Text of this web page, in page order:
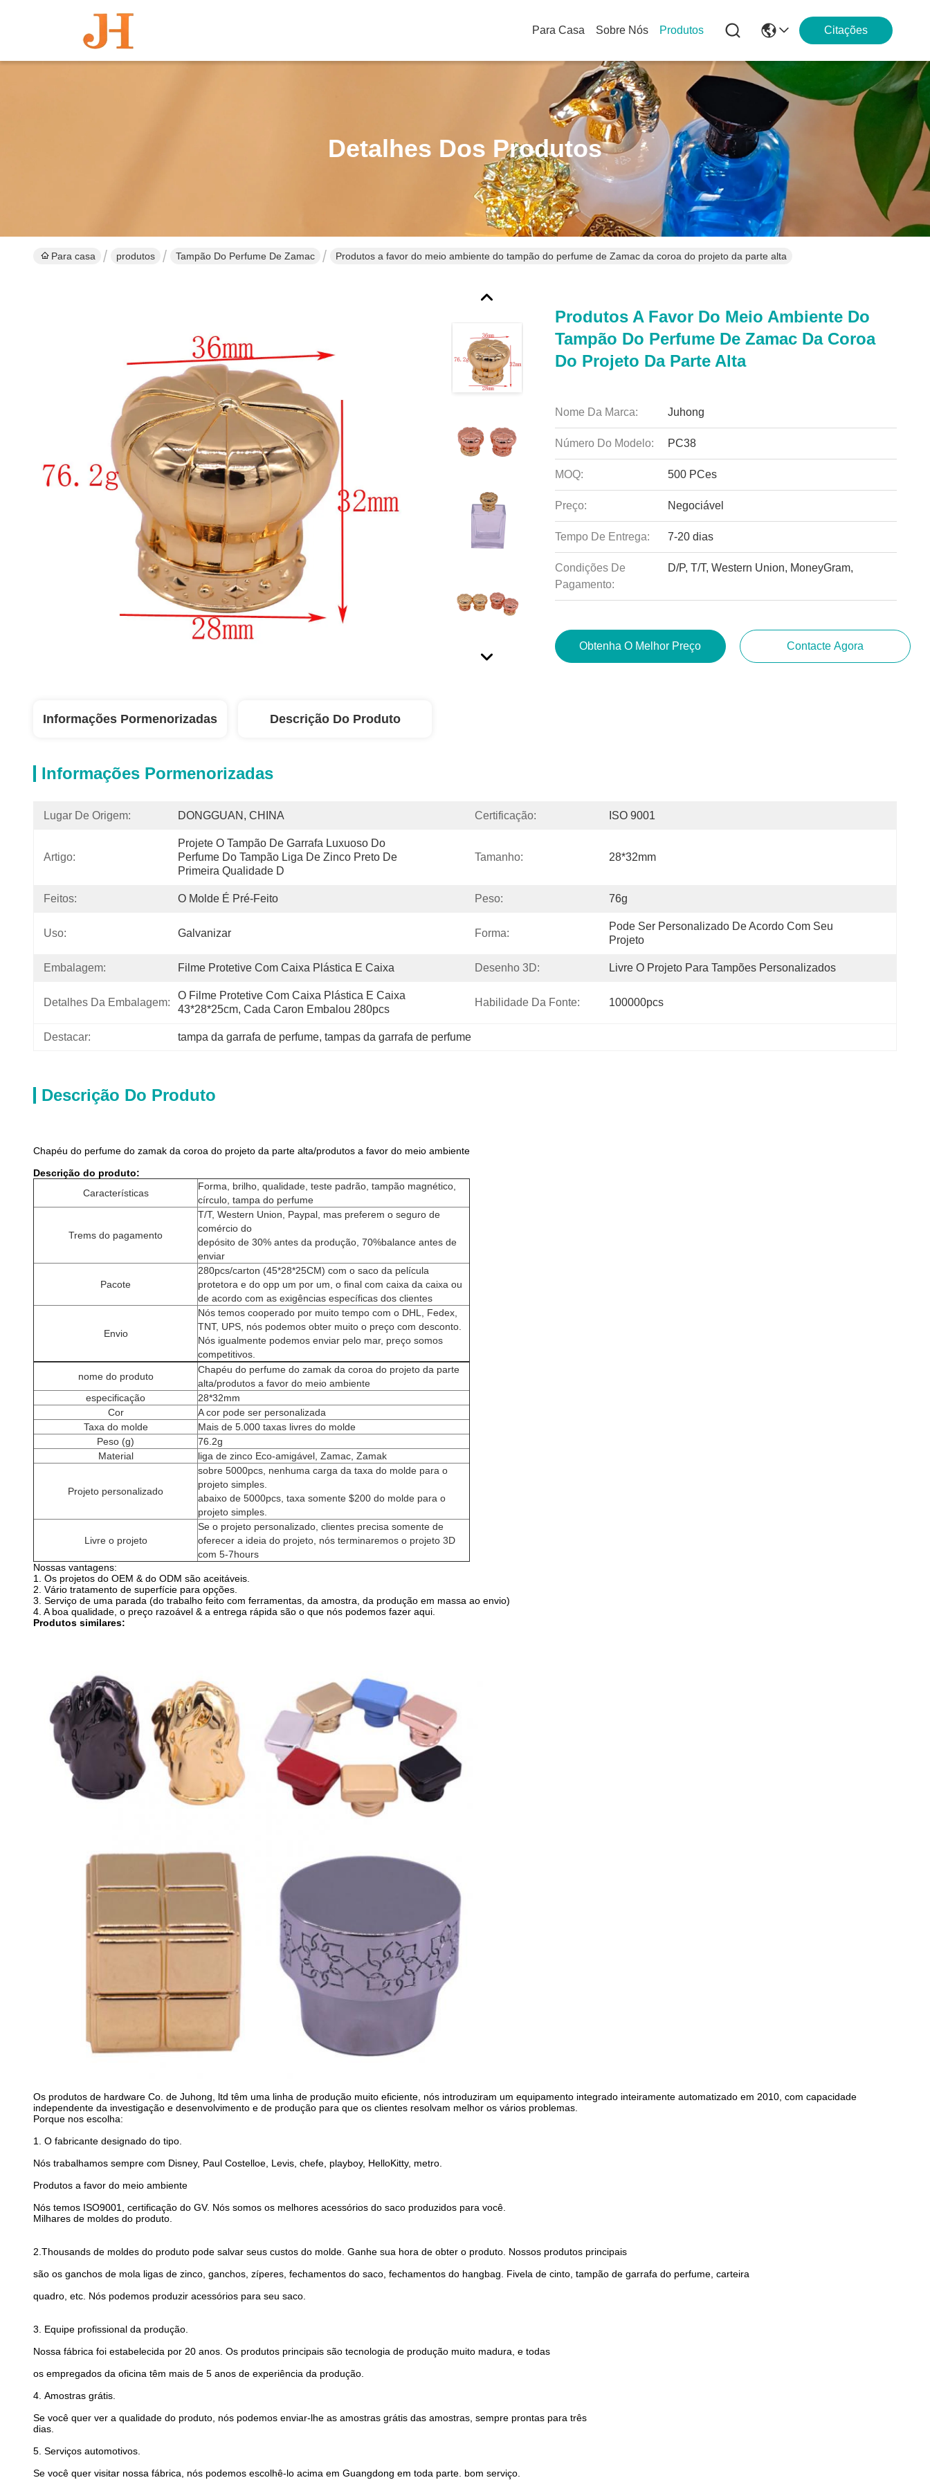
Para Casa Sobre Nós Produtos Citações
Detalhes Dos Produtos
Para casa produtos Tampão Do Perfume De Zamac Produtos a favor do meio ambiente do tampão do perfume de Zamac da coroa do projeto da parte alta
Produtos A Favor Do Meio Ambiente Do
Tampão Do Perfume De Zamac Da Coroa
Do Projeto Da Parte Alta
Nome Da Marca: Juhong
Número Do Modelo: PC38
MOQ: 500 PCes
Preço: Negociável
Tempo De Entrega: 7-20 dias
Condições De
Pagamento:
D/P, T/T, Western Union, MoneyGram,
Obtenha O Melhor Preço Contacte Agora
Informações Pormenorizadas Descrição Do Produto
Informações Pormenorizadas
Lugar De Origem: DONGGUAN, CHINA Certificação: ISO 9001
Artigo:
Projete O Tampão De Garrafa Luxuoso Do
Perfume Do Tampão Liga De Zinco Preto De
Primeira Qualidade D
Tamanho: 28*32mm
Feitos: O Molde É Pré-Feito Peso: 76g
Uso: Galvanizar Forma:
Pode Ser Personalizado De Acordo Com Seu
Projeto
Embalagem: Filme Protetive Com Caixa Plástica E Caixa Desenho 3D: Livre O Projeto Para Tampões Personalizados
Detalhes Da Embalagem:
O Filme Protetive Com Caixa Plástica E Caixa
43*28*25cm, Cada Caron Embalou 280pcs
Habilidade Da Fonte: 100000pcs
Destacar: tampa da garrafa de perfume, tampas da garrafa de perfume
Descrição Do Produto
Chapéu do perfume do zamak da coroa do projeto da parte alta/produtos a favor do meio ambiente
Descrição do produto:
Características
Forma, brilho, qualidade, teste padrão, tampão magnético,
círculo, tampa do perfume
Trems do pagamento
T/T, Western Union, Paypal, mas preferem o seguro de
comércio do
depósito de 30% antes da produção, 70%balance antes de
enviar
Pacote
280pcs/carton (45*28*25CM) com o saco da película
protetora e do opp um por um, o final com caixa da caixa ou
de acordo com as exigências específicas dos clientes
Envio
Nós temos cooperado por muito tempo com o DHL, Fedex,
TNT, UPS, nós podemos obter muito o preço com desconto.
Nós igualmente podemos enviar pelo mar, preço somos
competitivos.
nome do produto
Chapéu do perfume do zamak da coroa do projeto da parte
alta/produtos a favor do meio ambiente
especificação
28*32mm
Cor
A cor pode ser personalizada
Taxa do molde
Mais de 5.000 taxas livres do molde
Peso (g)
76.2g
Material
liga de zinco Eco-amigável, Zamac, Zamak
Projeto personalizado
sobre 5000pcs, nenhuma carga da taxa do molde para o
projeto simples.
abaixo de 5000pcs, taxa somente $200 do molde para o
projeto simples.
Livre o projeto
Se o projeto personalizado, clientes precisa somente de
oferecer a ideia do projeto, nós terminaremos o projeto 3D
com 5-7hours
Nossas vantagens:
1. Os projetos do OEM & do ODM são aceitáveis.
2. Vário tratamento de superfície para opções.
3. Serviço de uma parada (do trabalho feito com ferramentas, da amostra, da produção em massa ao envio)
4. A boa qualidade, o preço razoável & a entrega rápida são o que nós podemos fazer aqui.
Produtos similares:
Os produtos de hardware Co. de Juhong, ltd têm uma linha de produção muito eficiente, nós introduziram um equipamento integrado inteiramente automatizado em 2010, com capacidade
independente da investigação e desenvolvimento e de produção para que os clientes resolvam melhor os vários problemas.
Porque nos escolha:
1. O fabricante designado do tipo.
Nós trabalhamos sempre com Disney, Paul Costelloe, Levis, chefe, playboy, HelloKitty, metro.
Produtos a favor do meio ambiente
Nós temos ISO9001, certificação do GV. Nós somos os melhores acessórios do saco produzidos para você.
Milhares de moldes do produto.
2.Thousands de moldes do produto pode salvar seus custos do molde. Ganhe sua hora de obter o produto. Nossos produtos principais
são os ganchos de mola ligas de zinco, ganchos, zíperes, fechamentos do saco, fechamentos do hangbag. Fivela de cinto, tampão de garrafa do perfume, carteira
quadro, etc. Nós podemos produzir acessórios para seu saco.
3. Equipe profissional da produção.
Nossa fábrica foi estabelecida por 20 anos. Os produtos principais são tecnologia de produção muito madura, e todas
os empregados da oficina têm mais de 5 anos de experiência da produção.
4. Amostras grátis.
Se você quer ver a qualidade do produto, nós podemos enviar-lhe as amostras grátis das amostras, sempre prontas para três
dias.
5. Serviços automotivos.
Se você quer visitar nossa fábrica, nós podemos escolhê-lo acima em Guangdong em toda parte. bom serviço.